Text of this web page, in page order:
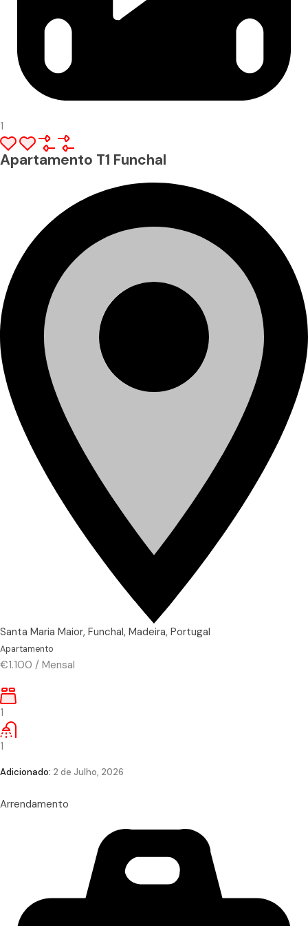
1
Apartamento T1 Funchal
Santa Maria Maior, Funchal, Madeira, Portugal
Apartamento
€1.100 / Mensal
1
1
Adicionado: 2 de Julho, 2026
Arrendamento